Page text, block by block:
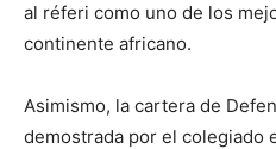
al réferi como uno de los
continente africano.
Asimismo, la cartera de
demostrada por el colegiado